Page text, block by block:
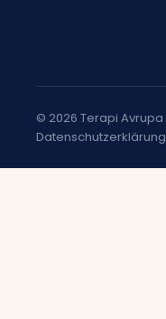
© 2026 Terapi Avrupa
Datenschutzerklärung